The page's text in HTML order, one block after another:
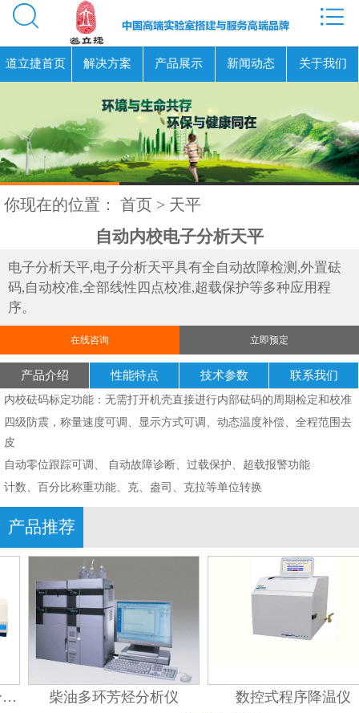


道立捷首页 解决方案 产品展示 新闻动态 关于我们
你现在的位置： 首页 > 天平
自动内校电子分析天平
电子分析天平,电子分析天平具有全自动故障检测,外置砝
码,自动校准,全部线性四点校准,超载保护等多种应用程
序。
在线咨询 立即预定
产品介绍 性能特点 技术参数 联系我们
内校砝码标定功能：无需打开机壳直接进行内部砝码的周期检定和校准
四级防震，称量速度可调、显示方式可调、动态温度补偿、全程范围去
皮
自动零位跟踪可调、 自动故障诊断、过载保护、超载报警功能
计数、百分比称重功能、克、盎司、克拉等单位转换
产品推荐
原子吸收分光光度计 柴油多环芳烃分析仪 数控式程序降温仪